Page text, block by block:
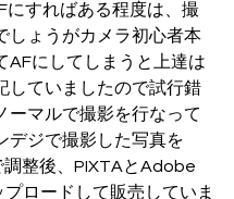
にすればある程度は、撮
しょうがカメラ初心者本
AFにしてしまうと上達は
していましたので試行錯
ーマルで撮影を行なって
デジで撮影した写真を
整後、PIXTAとAdobe
ロードして販売していま